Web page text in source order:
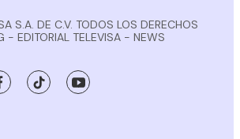
S.A. DE C.V. TODOS LOS DERECHOS
- EDITORIAL TELEVISA - NEWS
tiktok youtube